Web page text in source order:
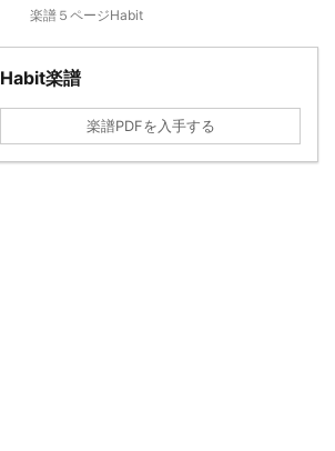
楽譜５ページHabit
Habit楽譜
楽譜PDFを入手する